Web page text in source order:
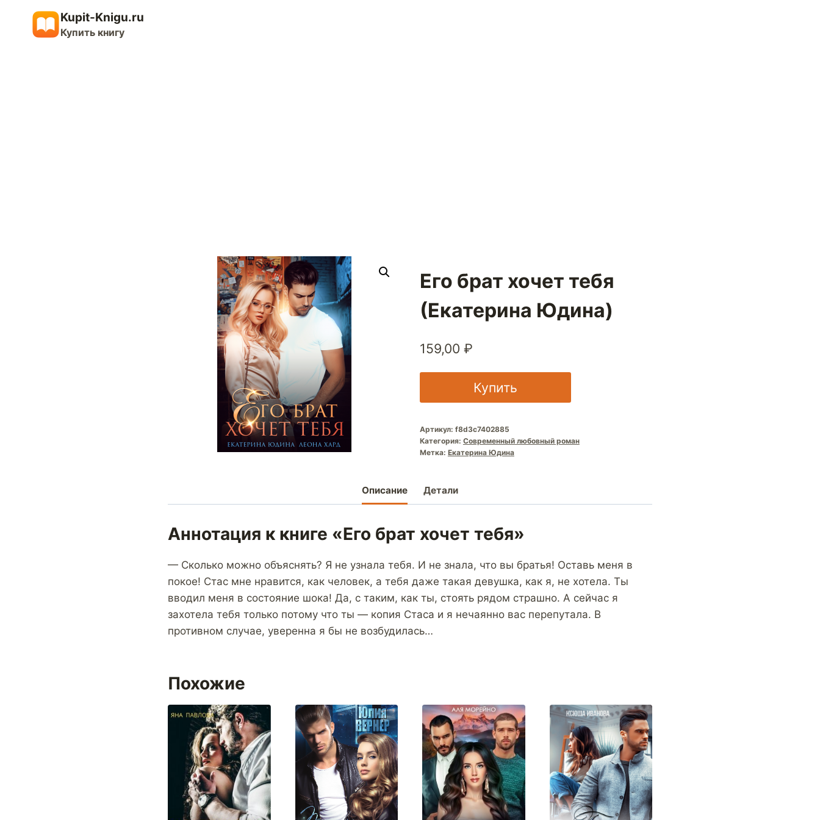
содержимому
Kupit-Knigu.ru
Купить книгу
Его брат хочет тебя
(Екатерина Юдина)
159,00 ₽
Купить
Артикул: f8d3c7402885
Категория: Современный любовный роман
Метка: Екатерина Юдина
Описание Детали
Аннотация к книге «Его брат хочет тебя»
— Сколько можно объяснять? Я не узнала тебя. И не знала, что вы братья! Оставь меня в
покое! Стас мне нравится, как человек, а тебя даже такая девушка, как я, не хотела. Ты
вводил меня в состояние шока! Да, с таким, как ты, стоять рядом страшно. А сейчас я
захотела тебя только потому что ты — копия Стаса и я нечаянно вас перепутала. В
противном случае, уверенна я бы не возбудилась…
Похожие